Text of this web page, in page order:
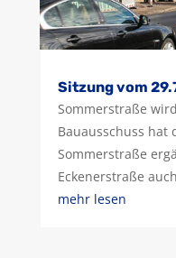
Sitzung vom
Sommerstraße
Bauausschuss hat
Sommerstraße
Eckenerstraße
mehr lesen